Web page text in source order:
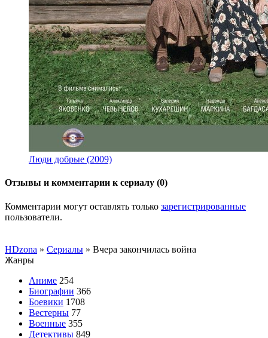
Люди добрые (2009)
Отзывы и комментарии к сериалу (0)
Комментарии могут оставлять только зарегистрированные
пользователи.
HDzona » Сериалы » Вчера закончилась война
Жанры
Аниме 254
Биографии 366
Боевики 1708
Вестерны 77
Военные 355
Детективы 849